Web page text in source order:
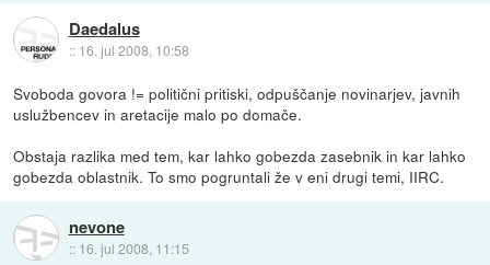
Daedalus
:: 16. jul 2008, 10:58
Svoboda govora != politični pritiski, odpuščanje novinarjev, javnih
uslužbencev in aretacije malo po domače.
Obstaja razlika med tem, kar lahko gobezda zasebnik in kar lahko
gobezda oblastnik. To smo pogruntali že v eni drugi temi, IIRC.
nevone
:: 16. jul 2008, 11:15